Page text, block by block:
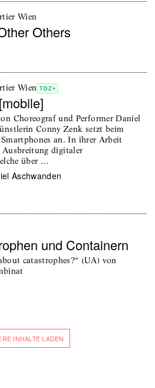
Wien
Others
Wien TDZ+
Choreograf und Performer Daniel
Conny Zenk setzt beim
an. In ihrer Arbeit
Ausbreitung digitaler
über …
Aschwanden
und Containern
catastrophes?“ (UA) von
INHALTE LADEN